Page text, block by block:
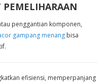
PEMELIHARAAN
penggantian komponen,
gampang menang bisa
efisiensi, memperpanjang